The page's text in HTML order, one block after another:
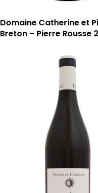
Domaine Catherine et
Breton – Pierre Rousse